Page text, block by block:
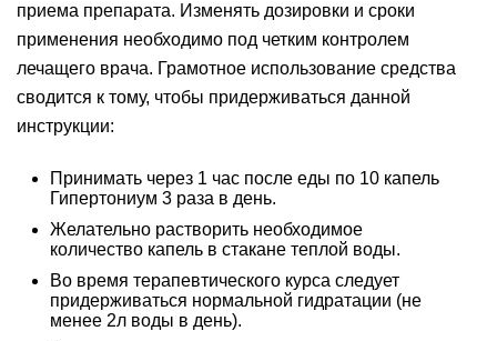
приема препарата. Изменять дозировки и сроки
применения необходимо под четким контролем
лечащего врача. Грамотное использование средства
сводится к тому, чтобы придерживаться данной
инструкции:
Принимать через 1 час после еды по 10 капель
Гипертониум 3 раза в день.
Желательно растворить необходимое
количество капель в стакане теплой воды.
Во время терапевтического курса следует
придерживаться нормальной гидратации (не
менее 2л воды в день).